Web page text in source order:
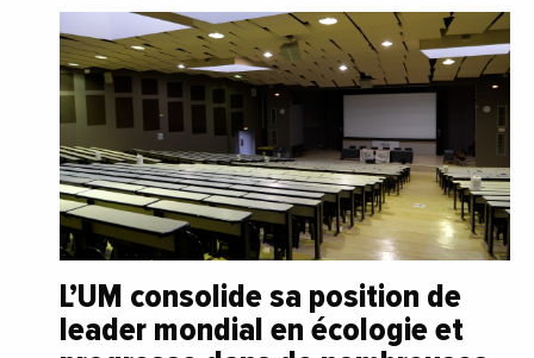
L’UM consolide sa position de
leader mondial en écologie et